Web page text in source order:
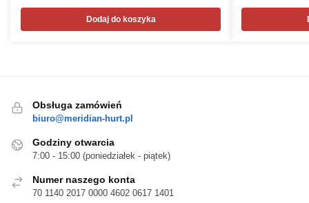
Dodaj do koszyka
Obsługa zamówień
biuro@meridian-hurt.pl
Godziny otwarcia
7:00 - 15:00 (poniedziałek - piątek)
Numer naszego konta
70 1140 2017 0000 4602 0617 1401